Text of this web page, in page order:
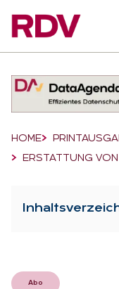
Breadcrumb-
HOME
ERSTATTUNG
Abo